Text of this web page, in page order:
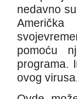
nedavno
pomoću
programa.
ovog